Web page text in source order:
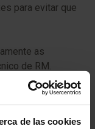
de las cookies
para evitar que
as
de RM.